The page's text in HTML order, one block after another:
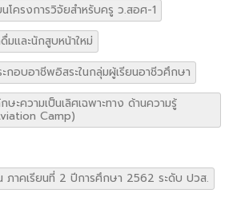
โครงการวิจัยสำหรับครู ว.สอศ-1
และนักสูบหน้าใหม่
ะกอบอาชีพอิสระในกลุ่มผู้เรียนอาชีวศึกษา
ะความเป็นเลิศเฉพาะทาง ด้านความรู้
Camp)
ภาคเรียนที่ 2 ปีการศึกษา 2562 ระดับ ปวส.